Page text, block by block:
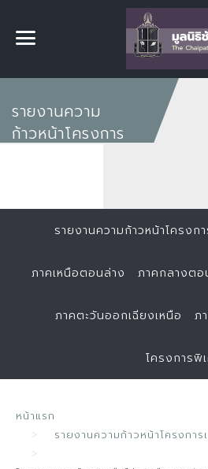
รายงานความ
ก้าวหน้าโครงการ
รายงานความก้าวหน้าโครงกา
ภาคเหนือตอนล่าง ภาคกลางตอ
ภาคตะวันออกเฉียงเหนือ ภ
โครงการพิ
หน้าแรก
รายงานความก้าวหน้าโครงกา